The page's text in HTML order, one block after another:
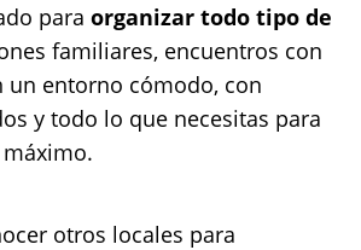
para organizar todo tipo de
familiares, encuentros con
un entorno cómodo, con
y todo lo que necesitas para
otros locales para